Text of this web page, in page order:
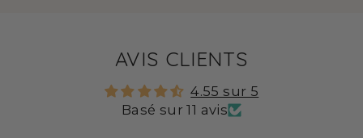
AVIS CLIENTS
4.55 sur 5
Basé sur 11 avis